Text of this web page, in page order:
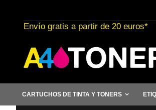
al
contenido
Envío gratis a partir de 20 euros*
CARTUCHOS DE TINTA Y TONERS